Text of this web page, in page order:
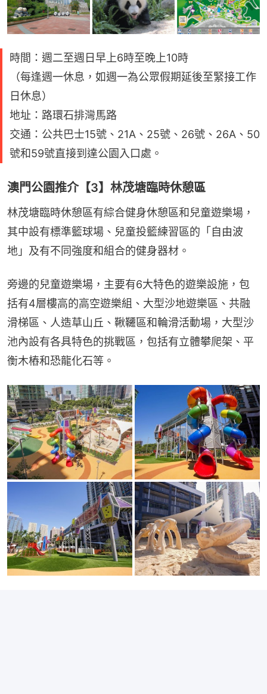
時間：週二至週日早上6時至晚上10時
（每逢週一休息，如週一為公眾假期延後至緊接工作
日休息）
地址：路環石排灣馬路
交通：公共巴士15號、21A、25號、26號、26A、50
號和59號直接到達公園入口處。
澳門公園推介【3】林茂塘臨時休憩區
林茂塘臨時休憩區有綜合健身休憩區和兒童遊樂場，
其中設有標準籃球場、兒童投籃練習區的「自由波
地」及有不同強度和組合的健身器材。
旁邊的兒童遊樂場，主要有6大特色的遊樂設施，包
括有4層樓高的高空遊樂組、大型沙地遊樂區、共融
滑梯區、人造草山丘、鞦韆區和輪滑活動場，大型沙
池內設有各具特色的挑戰區，包括有立體攀爬架、平
衡木樁和恐龍化石等。